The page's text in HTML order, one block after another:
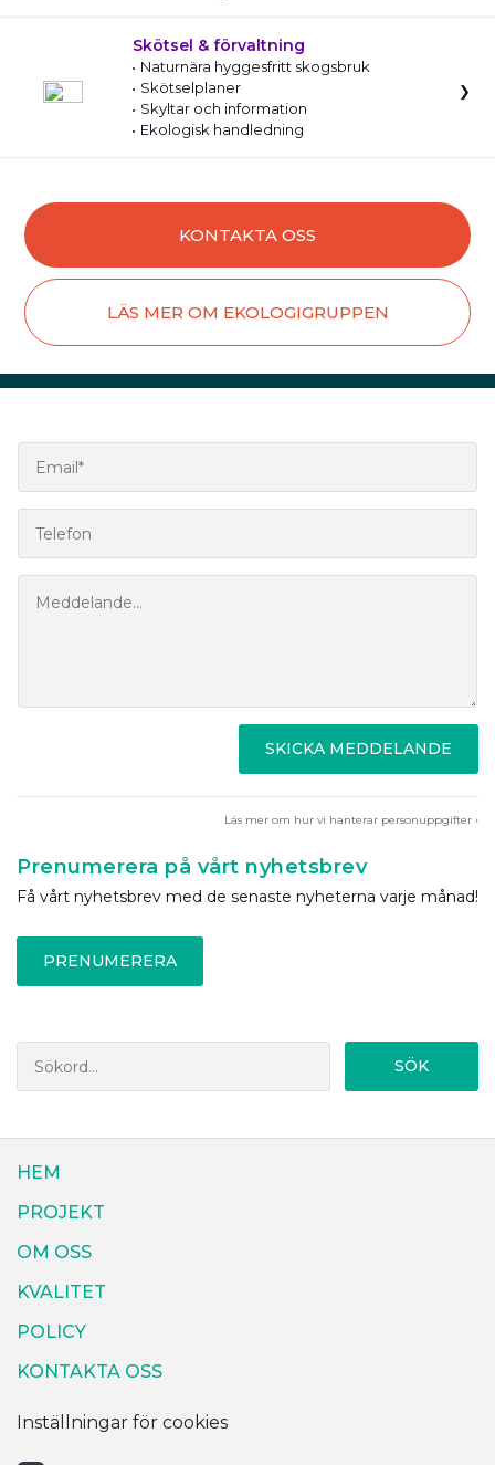
Skötsel & förvaltning
Naturnära hyggesfritt skogsbruk
Skötselplaner
Skyltar och information
Ekologisk handledning
KONTAKTA OSS
LÄS MER OM EKOLOGIGRUPPEN
SKICKA MEDDELANDE
Läs mer om hur vi hanterar personuppgifter ›
Prenumerera på vårt nyhetsbrev
Få vårt nyhetsbrev med de senaste nyheterna varje månad!
PRENUMERERA
SÖK
HEM
PROJEKT
OM OSS
KVALITET
POLICY
KONTAKTA OSS
Inställningar för cookies